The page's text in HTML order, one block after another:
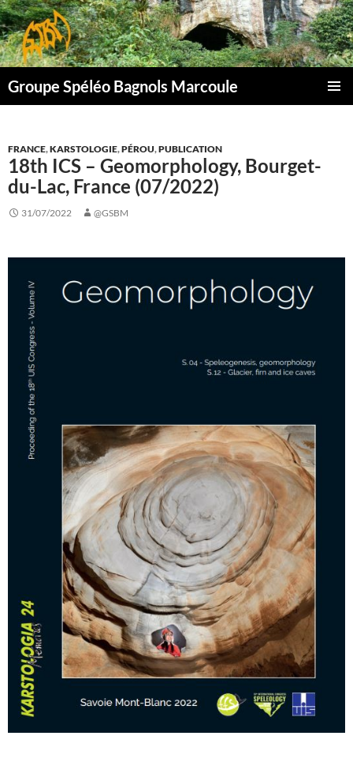
Aller
au
contenu
Groupe Spéléo Bagnols Marcoule
FRANCE,KARSTOLOGIE,PÉROU,PUBLICATION
18th ICS – Geomorphology, Bourget-
du-Lac, France (07/2022)
31/07/2022 @GSBM